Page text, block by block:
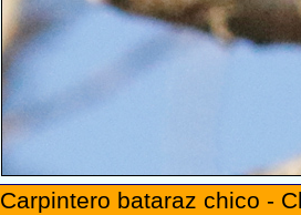
Carpintero bataraz chico -